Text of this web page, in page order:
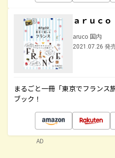
ａｒｕｃ
aruco 国内
2021.07.26 発
まるごと一冊「東京でフランス
ブック！
AD